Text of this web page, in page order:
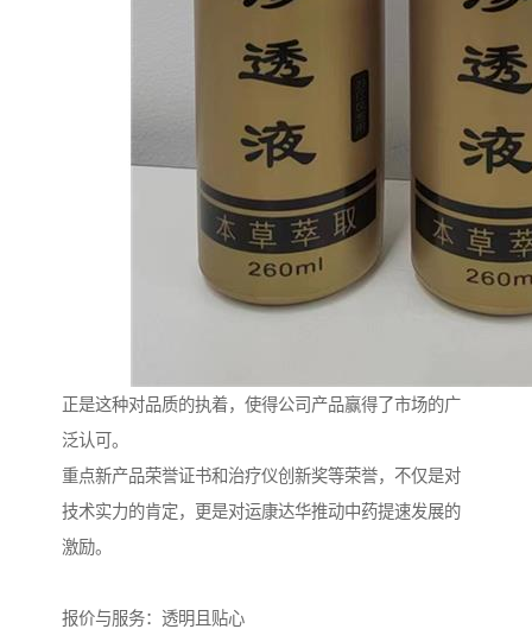
正是这种对品质的执着，使得公司产品赢得了市场的广
泛认可。
重点新产品荣誉证书和治疗仪创新奖等荣誉，不仅是对
技术实力的肯定，更是对运康达华推动中药提速发展的
激励。
报价与服务：透明且贴心